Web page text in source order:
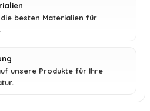
besten Materialien für
unsere Produkte für Ihre